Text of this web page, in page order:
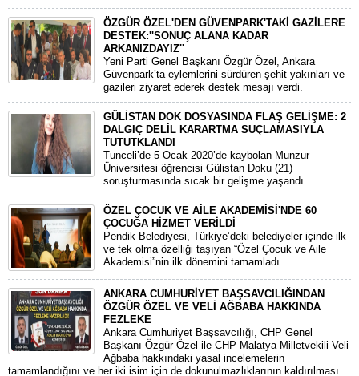
ÖZGÜR ÖZEL'DEN GÜVENPARK'TAKİ GAZİLERE
DESTEK:''SONUÇ ALANA KADAR
ARKANIZDAYIZ''
​Yeni Parti Genel Başkanı Özgür Özel, Ankara
Güvenpark’ta eylemlerini sürdüren şehit yakınları ve
gazileri ziyaret ederek destek mesajı verdi.
GÜLİSTAN DOK DOSYASINDA FLAŞ GELİŞME: 2
DALGIÇ DELİL KARARTMA SUÇLAMASIYLA
TUTUTKLANDI
​Tunceli’de 5 Ocak 2020’de kaybolan Munzur
Üniversitesi öğrencisi Gülistan Doku (21)
soruşturmasında sıcak bir gelişme yaşandı.
ÖZEL ÇOCUK VE AİLE AKADEMİSİ'NDE 60
ÇOCUĞA HİZMET VERİLDİ
Pendik Belediyesi, Türkiye’deki belediyeler içinde ilk
ve tek olma özelliği taşıyan “Özel Çocuk ve Aile
Akademisi”nin ilk dönemini tamamladı.
ANKARA CUMHURİYET BAŞSAVCILIĞINDAN
ÖZGÜR ÖZEL VE VELİ AĞBABA HAKKINDA
FEZLEKE
​Ankara Cumhuriyet Başsavcılığı, CHP Genel
Başkanı Özgür Özel ile CHP Malatya Milletvekili Veli
Ağbaba hakkındaki yasal incelemelerin
tamamlandığını ve her iki isim için de dokunulmazlıklarının kaldırılması